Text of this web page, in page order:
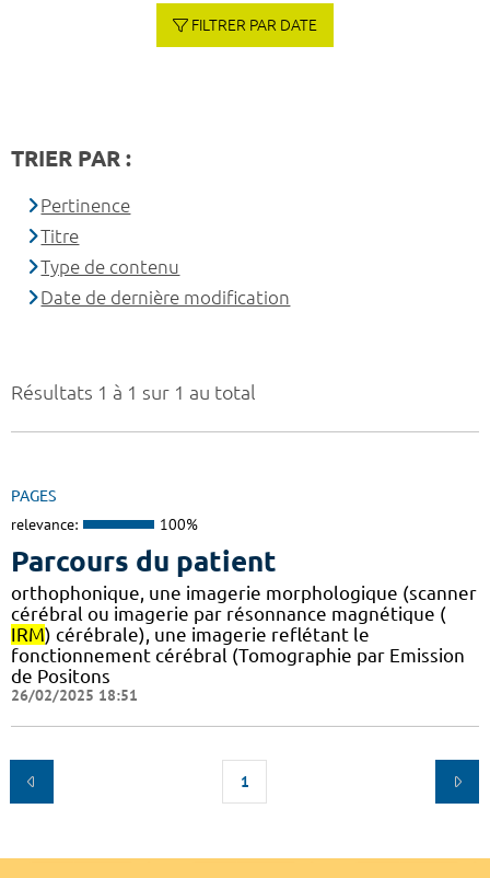
Résultats 1 à 1 sur 1 au total
PAGES
relevance: 100%
Parcours du patient
orthophonique, une imagerie morphologique (scanner
cérébral ou imagerie par résonnance magnétique (
IRM) cérébrale), une imagerie reflétant le
fonctionnement cérébral (Tomographie par Emission
de Positons
26/02/2025 18:51
1
FILTRER PAR DATE
TRIER PAR :
Pertinence
Titre
Type de contenu
Date de dernière modification